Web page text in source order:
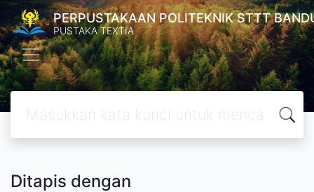
PERPUSTAKAAN POLITEKNIK STTT
PUSTAKA TEXTIA
Ditapis dengan